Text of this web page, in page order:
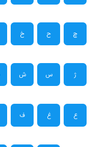
چ ح خ
ژ س ش
ع غ ف